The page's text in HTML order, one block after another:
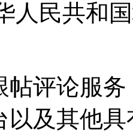
人民共和
帖评论服
以及其他